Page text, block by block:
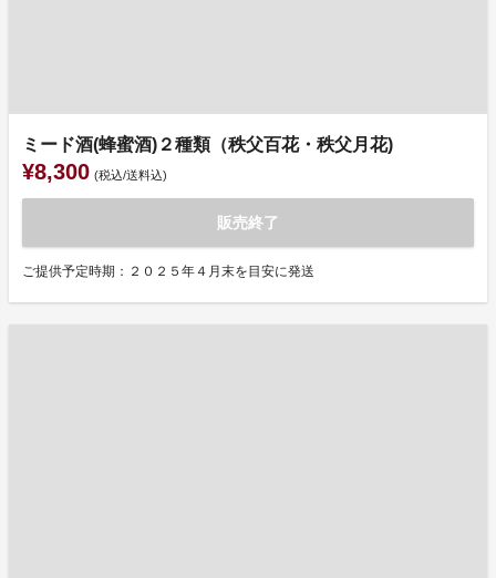
ミード酒(蜂蜜酒)２種類（秩父百花・秩父月花)
¥8,300 (税込/送料込)
販売終了
ご提供予定時期：２０２５年４月末を目安に発送